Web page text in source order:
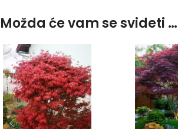
Možda će vam se svideti …